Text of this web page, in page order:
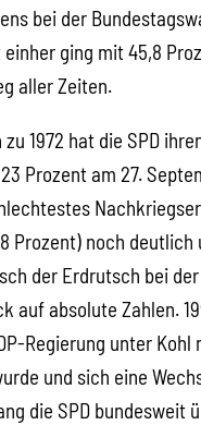
bei der
einher ging mit 45,8
aller Zeiten.
1972 hat die SPD
Prozent am 27.
Prozent) noch
der Erdrutsch bei
auf absolute Zahlen.
Regierung unter Kohl
und sich eine
die SPD bundesweit